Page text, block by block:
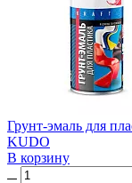
Грунт-эмаль для
KUDO
В корзину